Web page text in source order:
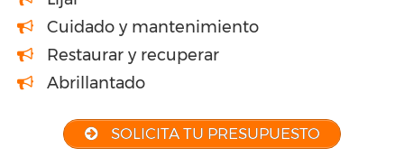
Cuidado y mantenimiento
Restaurar y recuperar
Abrillantado
SOLICITA TU PRESUPUESTO